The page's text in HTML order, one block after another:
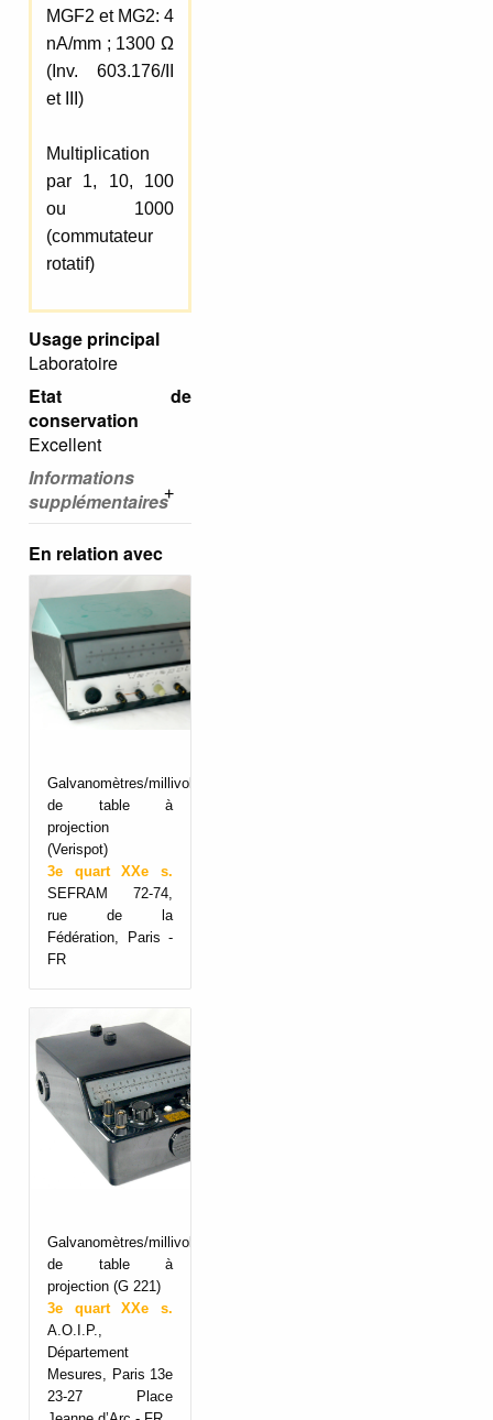
MGF2 et MG2: 4
nA/mm ; 1300 Ω
(Inv. 603.176/II
et III)
Multiplication
par 1, 10, 100
ou 1000
(commutateur
rotatif)
Usage principal
Laboratoire
Etat de
conservation
Excellent
Informations
supplémentaires
En relation avec
Galvanomètres/millivoltmètres
de table à
projection
(Verispot)
3e quart XXe s.
SEFRAM 72-74,
rue de la
Fédération, Paris -
FR
Galvanomètres/millivoltmètres
de table à
projection (G 221)
3e quart XXe s.
A.O.I.P.,
Département
Mesures, Paris 13e
23-27 Place